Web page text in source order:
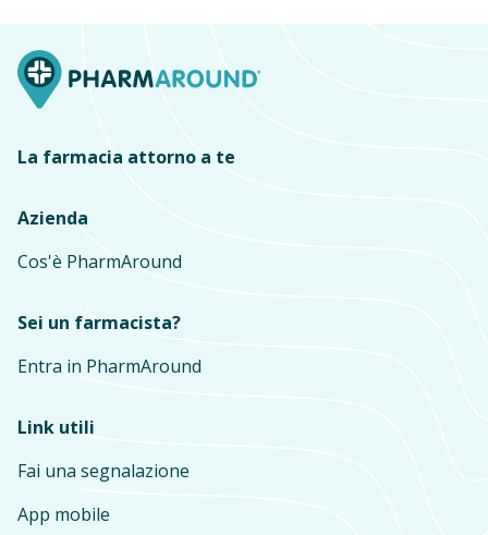
La farmacia attorno a te
Azienda
Cos'è PharmAround
Sei un farmacista?
Entra in PharmAround
Link utili
Fai una segnalazione
App mobile